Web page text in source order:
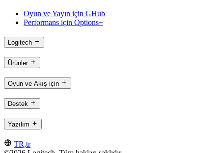
Oyun ve Yayın için GHub
Performans için Options+
Logitech
Ürünler
Oyun ve Akış için
Destek
Yazılım
TR,tr